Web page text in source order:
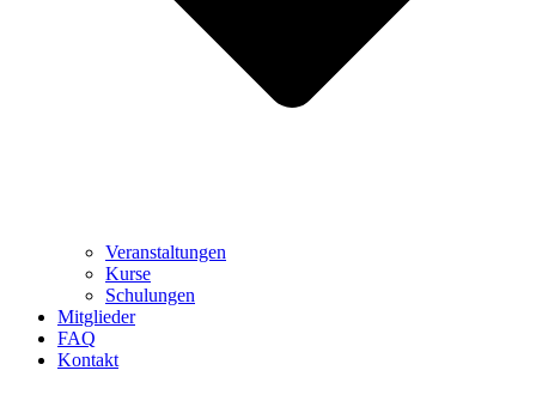
Veranstaltungen
Kurse
Schulungen
Mitglieder
FAQ
Kontakt